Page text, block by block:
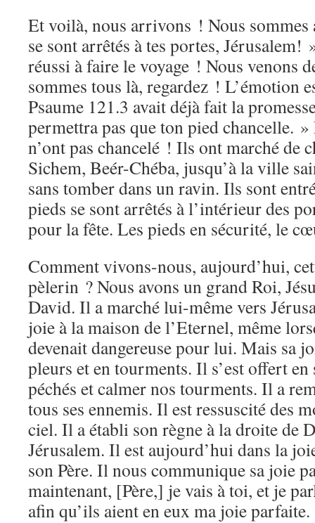
Et voilà, nous arrivons ! Nous
se sont arrêtés à tes portes, Jérusalem!
réussi à faire le voyage ! Nous venons
sommes tous là, regardez ! L’émotion
Psaume 121.3 avait déjà fait la
permettra pas que ton pied chancelle.
n’ont pas chancelé ! Ils ont marché de
Sichem, Beér-Chéba, jusqu’à la ville
sans tomber dans un ravin. Ils sont
pieds se sont arrêtés à l’intérieur des
pour la fête. Les pieds en sécurité, le
Comment vivons-nous, aujourd’hui,
pèlerin ? Nous avons un grand Roi,
David. Il a marché lui-même vers
joie à la maison de l’Eternel, même
devenait dangereuse pour lui. Mais sa
pleurs et en tourments. Il s’est offert
péchés et calmer nos tourments. Il a
tous ses ennemis. Il est ressuscité des
ciel. Il a établi son règne à la droite de
Jérusalem. Il est aujourd’hui dans la
son Père. Il nous communique sa joie
maintenant, [Père,] je vais à toi, et je
afin qu’ils aient en eux ma joie